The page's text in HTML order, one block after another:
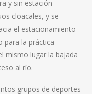
y sin estación
cloacales, y se
el estacionamiento
para la práctica
mismo lugar la bajada
al río.
grupos de deportes